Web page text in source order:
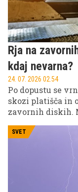
Rja na
kdaj nevarna?
24. 07. 2026 02.54
Po dopustu se
skozi platišča in
zavornih diskih.
takšna slika
SVET